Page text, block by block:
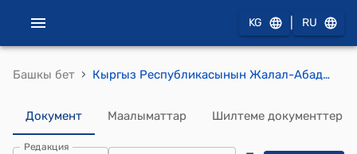
KG RU
Башкы бет › Кыргыз Республикасынын Жалал-Абад областынын Аксы районунда 2002-жылдын 17-18-мартындагы болгон окуяларда курман болгондордун үй-бүлө мүчөлөрүнө жана жабыр тарткандарга кошумча социалдык жөлөкпул дайындоонун жана төлөөнүн тартиби (КР Министрлер Кабинетинин 2024-жылдын 5-февралындагы № 43 токтомуна)
Документ Маалыматтар Шилтеме документтер
Редакция